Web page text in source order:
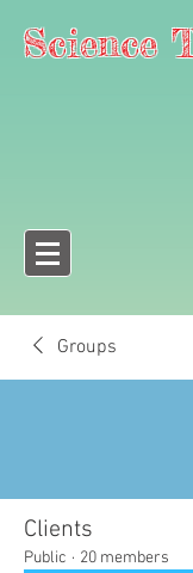
Science
Groups
Clients
Public · 20 members